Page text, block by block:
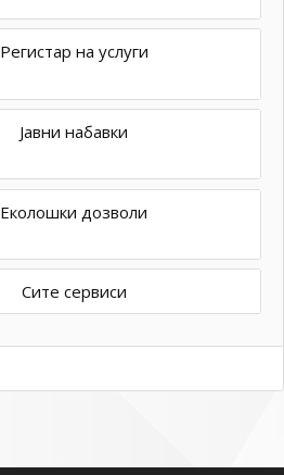
Регистар на услуги
Јавни набавки
Еколошки дозволи
Сите сервиси